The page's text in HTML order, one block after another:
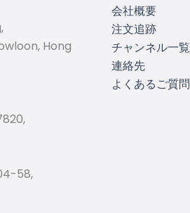
Hong
58,
会社概要
注文追跡
チャンネル一覧
連絡先
よくあるご質問